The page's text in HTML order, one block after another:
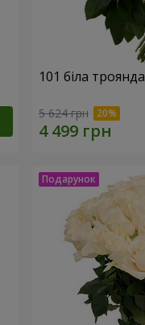
101 біла троянда
5 624 грн